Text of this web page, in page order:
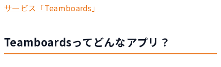
サービス「Teamboards」
Teamboardsってどんなアプリ？